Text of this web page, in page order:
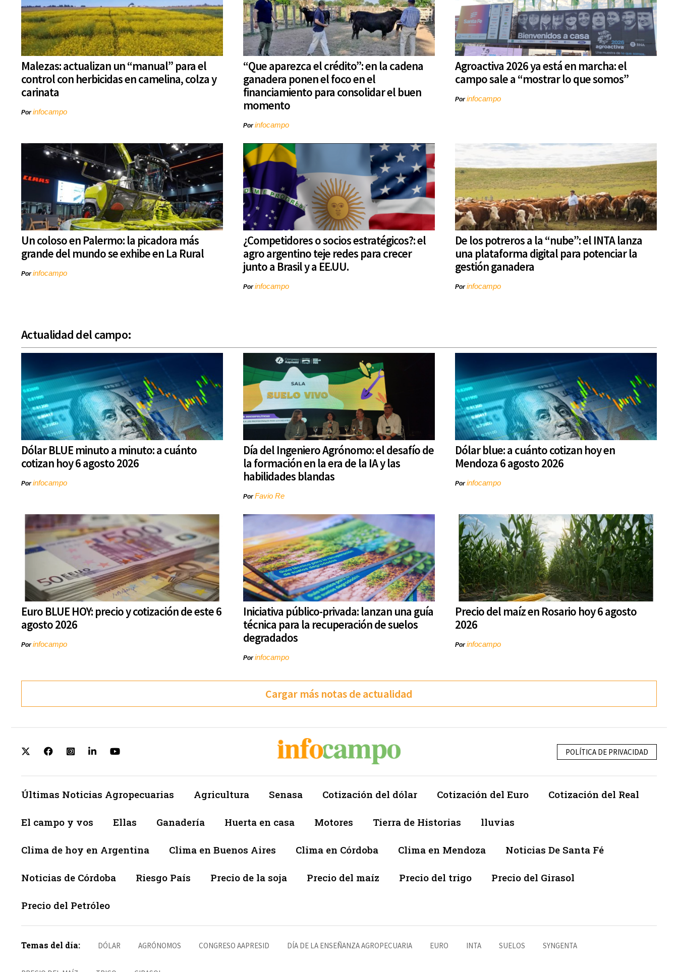
Malezas: actualizan un “manual” para el
control con herbicidas en camelina, colza y
carinata
Porinfocampo
“Que aparezca el crédito”: en la cadena
ganadera ponen el foco en el
financiamiento para consolidar el buen
momento
Porinfocampo
Agroactiva 2026 ya está en marcha: el
campo sale a “mostrar lo que somos”
Porinfocampo
Un coloso en Palermo: la picadora más
grande del mundo se exhibe en La Rural
Porinfocampo
¿Competidores o socios estratégicos?: el
agro argentino teje redes para crecer
junto a Brasil y a EE.UU.
Porinfocampo
De los potreros a la “nube”: el INTA lanza
una plataforma digital para potenciar la
gestión ganadera
Porinfocampo
Actualidad del campo:
Dólar BLUE minuto a minuto: a cuánto
cotizan hoy 6 agosto 2026
Porinfocampo
Día del Ingeniero Agrónomo: el desafío de
la formación en la era de la IA y las
habilidades blandas
PorFavio Re
Dólar blue: a cuánto cotizan hoy en
Mendoza 6 agosto 2026
Porinfocampo
Euro BLUE HOY: precio y cotización de este 6
agosto 2026
Porinfocampo
Iniciativa público-privada: lanzan una guía
técnica para la recuperación de suelos
degradados
Porinfocampo
Precio del maíz en Rosario hoy 6 agosto
2026
Porinfocampo
Cargar más notas de actualidad
POLÍTICA DE PRIVACIDAD
Últimas Noticias Agropecuarias Agricultura Senasa Cotización del dólar Cotización del Euro Cotización del Real
El campo y vos Ellas Ganadería Huerta en casa Motores Tierra de Historias lluvias
Clima de hoy en Argentina Clima en Buenos Aires Clima en Córdoba Clima en Mendoza Noticias De Santa Fé
Noticias de Córdoba Riesgo País Precio de la soja Precio del maíz Precio del trigo Precio del Girasol
Precio del Petróleo
Temas del día: DÓLAR AGRÓNOMOS CONGRESO AAPRESID DÍA DE LA ENSEÑANZA AGROPECUARIA EURO INTA SUELOS SYNGENTA